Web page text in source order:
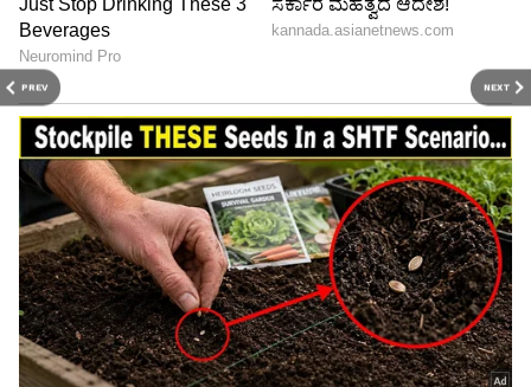
PREV NEXT